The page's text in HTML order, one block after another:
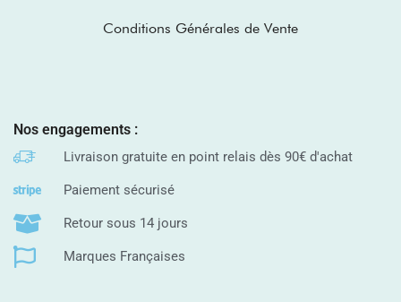
Conditions Générales de Vente
Nos engagements :
Livraison gratuite en point relais dès 90€ d'achat
Paiement sécurisé
Retour sous 14 jours
Marques Françaises